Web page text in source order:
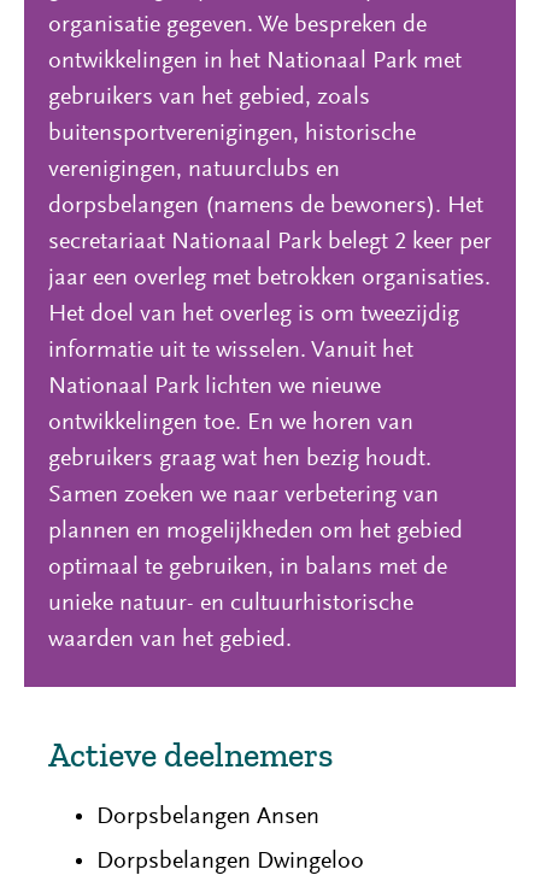
organisatie gegeven. We bespreken de
ontwikkelingen in het Nationaal Park met
gebruikers van het gebied, zoals
buitensportverenigingen, historische
verenigingen, natuurclubs en
dorpsbelangen (namens de bewoners). Het
secretariaat Nationaal Park belegt 2 keer per
jaar een overleg met betrokken organisaties.
Het doel van het overleg is om tweezijdig
informatie uit te wisselen. Vanuit het
Nationaal Park lichten we nieuwe
ontwikkelingen toe. En we horen van
gebruikers graag wat hen bezig houdt.
Samen zoeken we naar verbetering van
plannen en mogelijkheden om het gebied
optimaal te gebruiken, in balans met de
unieke natuur- en cultuurhistorische
waarden van het gebied.
Actieve deelnemers
Dorpsbelangen Ansen
Dorpsbelangen Dwingeloo